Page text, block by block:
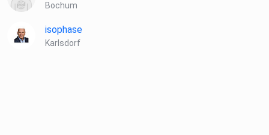
Bochum
isophase
Karlsdorf